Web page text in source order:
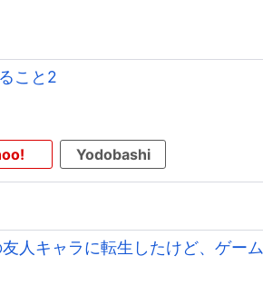
こと2
Yodobashi
人キャラに転生したけど、ゲーム